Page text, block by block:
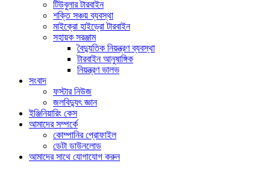
টিউবুলার টারবাইন
শক্তি সঞ্চয় ব্যবস্থা
মাইক্রো হাইড্রো টারবাইন
সহায়ক সরঞ্জাম
বৈদ্যুতিক নিয়ন্ত্রণ ব্যবস্থা
টারবাইন আনুষাঙ্গিক
নিয়ন্ত্রণ ভালভ
সংবাদ
ফস্টার নিউজ
জলবিদ্যুৎ জ্ঞান
ইঞ্জিনিয়ারিং কেস
আমাদের সম্পর্কে
কোম্পানির প্রোফাইল
ডেটা ডাউনলোড
আমাদের সাথে যোগাযোগ করুন